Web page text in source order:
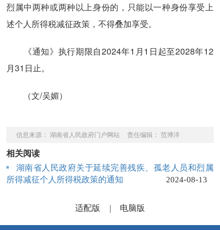
烈属中两种或两种以上身份的，只能以一种身份享受上
述个人所得税减征政策，不得叠加享受。
《通知》执行期限自2024年1月1日起至2028年12
月31日止。
（文/吴媚）
信息来源： 湖南省人民政府门户网站 责任编辑： 范博洋
相关阅读
湖南省人民政府关于延续完善残疾、孤老人员和烈属
所得减征个人所得税政策的通知
2024-08-13
适配版 电脑版